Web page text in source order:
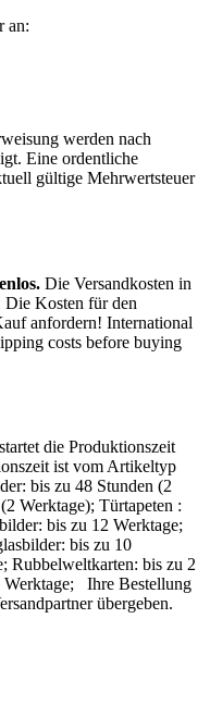
an:
werden nach
Eine ordentliche
gültige Mehrwertsteuer
Die Versandkosten in
Kosten für den
anfordern! International
costs before buying
die Produktionszeit
ist vom Artikeltyp
bis zu 48 Stunden (2
Werktage); Türtapeten :
bis zu 12 Werktage;
bis zu 10
Rubbelweltkarten: bis zu 2
Werktage; Ihre Bestellung
übergeben.